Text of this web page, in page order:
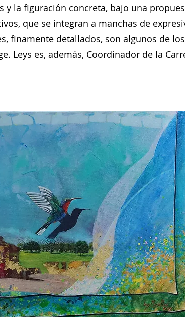
la figuración concreta, bajo una
que se integran a manchas de
finamente detallados, son algunos de
Leys es, además, Coordinador de la